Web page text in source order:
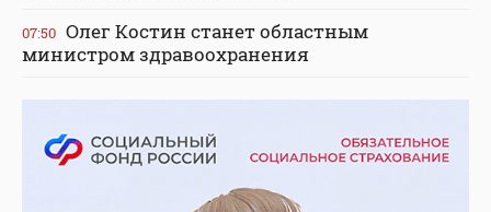
07:50 Олег Костин станет областным
министром здравоохранения